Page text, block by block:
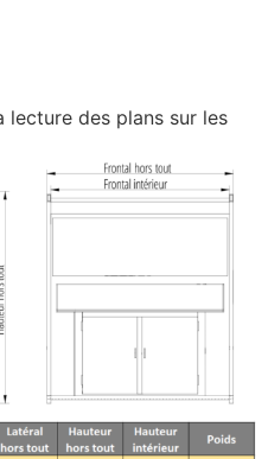
lecture des plans sur les